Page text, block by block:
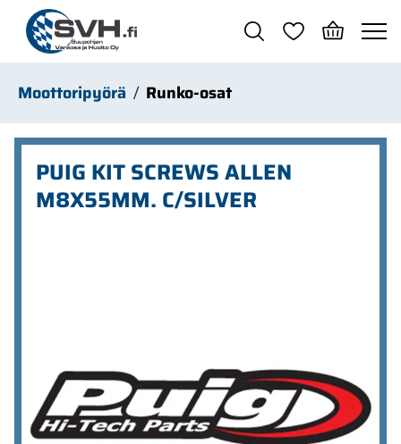
Siirry pääsisältöön
Moottoripyörä Runko-osat
PUIG KIT SCREWS ALLEN
M8X55MM. C/SILVER